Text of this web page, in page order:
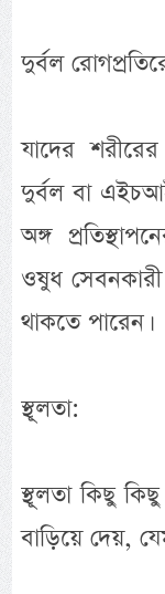
দুর্বল
যাদের
দুর্বল বা
অঙ্গ
ওষুধ সেবনকারী
থাকতে পারেন।
স্থূলতা:
স্থূলতা কিছু
বাড়িয়ে দেয়,